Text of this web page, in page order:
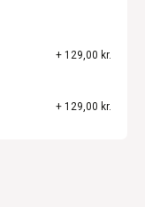
+ 129,00 kr.
+ 129,00 kr.